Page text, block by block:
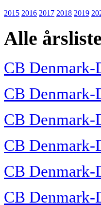
2015 2016 2017 2018 2019
Alle
CB Denmark-
CB Denmark-
CB Denmark-
CB Denmark-
CB Denmark-
CB Denmark-